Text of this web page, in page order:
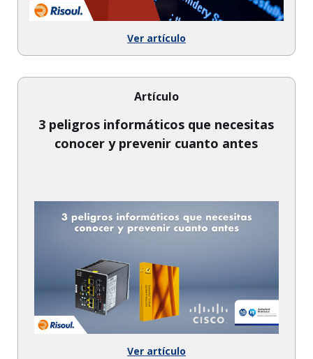
Ver artículo
Artículo
3 peligros informáticos que necesitas
conocer y prevenir cuanto antes
Ver artículo